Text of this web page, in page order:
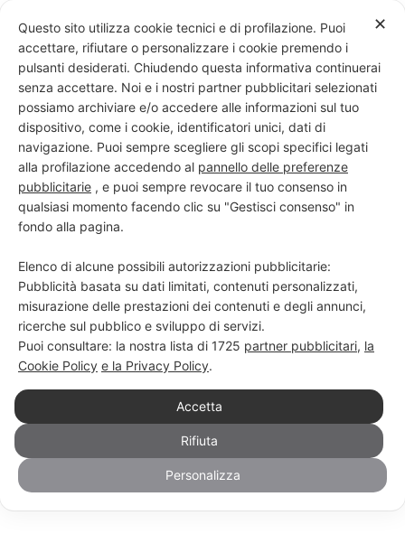
content
PROGETTO NERO SU BIANCO
Scuola di scrittura e creatività
Search
✕
Questo sito utilizza cookie tecnici e di profilazione. Puoi
accettare, rifiutare o personalizzare i cookie premendo i
pulsanti desiderati. Chiudendo questa informativa continuerai
senza accettare. Noi e i nostri partner pubblicitari selezionati
possiamo archiviare e/o accedere alle informazioni sul tuo
dispositivo, come i cookie, identificatori unici, dati di
navigazione. Puoi sempre scegliere gli scopi specifici legati
alla profilazione accedendo al pannello delle preferenze
pubblicitarie , e puoi sempre revocare il tuo consenso in
qualsiasi momento facendo clic su "Gestisci consenso" in
fondo alla pagina.
Elenco di alcune possibili autorizzazioni pubblicitarie:
Pubblicità basata su dati limitati, contenuti personalizzati,
misurazione delle prestazioni dei contenuti e degli annunci,
ricerche sul pubblico e sviluppo di servizi.
Puoi consultare: la nostra lista di 1725 partner pubblicitari, la
Cookie Policy e la Privacy Policy.
Accetta
Rifiuta
Personalizza